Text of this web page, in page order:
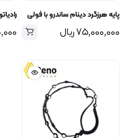
پایه هرزگرد دینام ساندرو با فولی
۷۵,۰۰۰,۰۰۰ریال